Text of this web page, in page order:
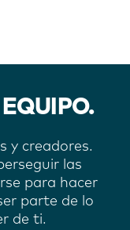
y creadores.
las
para hacer
parte de lo
de ti.